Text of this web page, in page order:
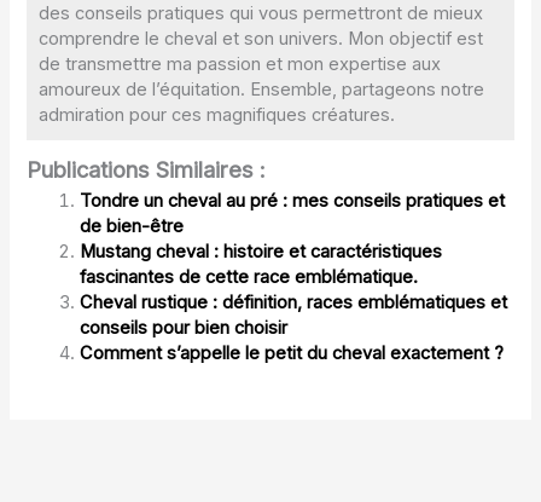
des conseils pratiques qui vous permettront de mieux
comprendre le cheval et son univers. Mon objectif est
de transmettre ma passion et mon expertise aux
amoureux de l’équitation. Ensemble, partageons notre
admiration pour ces magnifiques créatures.
Publications Similaires :
Tondre un cheval au pré : mes conseils pratiques et
de bien-être
Mustang cheval : histoire et caractéristiques
fascinantes de cette race emblématique.
Cheval rustique : définition, races emblématiques et
conseils pour bien choisir
Comment s’appelle le petit du cheval exactement ?